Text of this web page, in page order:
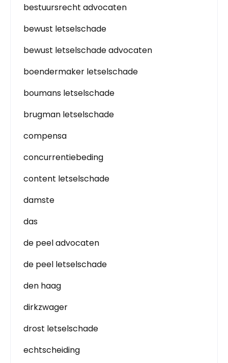
bestuursrecht advocaten
bewust letselschade
bewust letselschade advocaten
boendermaker letselschade
boumans letselschade
brugman letselschade
compensa
concurrentiebeding
content letselschade
damste
das
de peel advocaten
de peel letselschade
den haag
dirkzwager
drost letselschade
echtscheiding